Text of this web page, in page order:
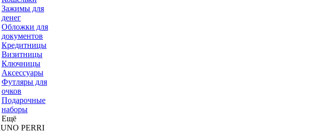
Зажимы для
денег
Обложки для
документов
Кредитницы
Визитницы
Ключницы
Аксессуары
Футляры для
очков
Подарочные
наборы
Ещё